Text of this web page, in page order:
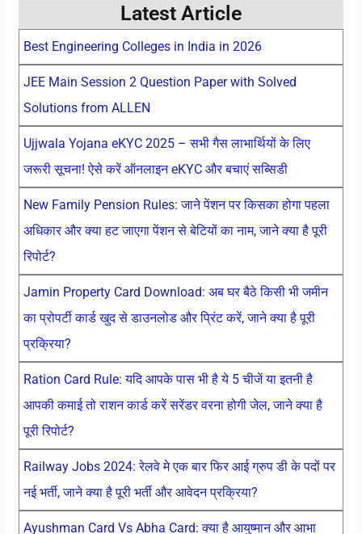
Latest Article
Best Engineering Colleges in India in 2026
JEE Main Session 2 Question Paper with Solved
Solutions from ALLEN
Ujjwala Yojana eKYC 2025 – सभी गैस लाभार्थियों के लिए
जरूरी सूचना! ऐसे करें ऑनलाइन eKYC और बचाएं सब्सिडी
New Family Pension Rules: जाने पेंशन पर किसका होगा पहला
अधिकार और क्या हट जाएगा पेंशन से बेटियों का नाम, जाने क्या है पूरी
रिपोर्ट?
Jamin Property Card Download: अब घर बैठे किसी भी जमीन
का प्रोपर्टी कार्ड खुद से डाउनलोड और प्रिंट करें, जाने क्या है पूरी
प्रक्रिया?
Ration Card Rule: यदि आपके पास भी है ये 5 चीजें या इतनी है
आपकी कमाई तो राशन कार्ड करें सरेंडर वरना होगी जेल, जाने क्या है
पूरी रिपोर्ट?
Railway Jobs 2024: रेलवे मे एक बार फिर आई ग्रुप डी के पदों पर
नई भर्ती, जाने क्या है पूरी भर्ती और आवेदन प्रक्रिया?
Ayushman Card Vs Abha Card: क्या है आयुष्मान और आभा